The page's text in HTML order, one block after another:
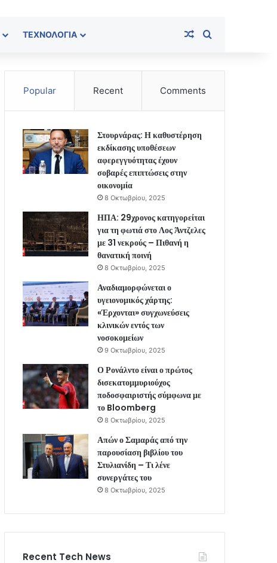
ΤΕΧΝΟΛΟΓΊΑ Random Article
Popular Recent Comments
Στουρνάρας: Η καθυστέρηση
εκδίκασης υποθέσεων
αφερεγγυότητας έχουν
σοβαρές επιπτώσεις στην
οικονομία
8 Οκτωβρίου, 2025
ΗΠΑ: 29χρονος κατηγορείται
για τη φωτιά στο Λος Άντζελες
με 31 νεκρούς – Πιθανή η
θανατική ποινή
8 Οκτωβρίου, 2025
Αναδιαμορφώνεται ο
υγειονομικός χάρτης:
«Έρχονται» συγχωνεύσεις
κλινικών εντός των
νοσοκομείων
9 Οκτωβρίου, 2025
Ο Ρονάλντο είναι ο πρώτος
δισεκατομμυριούχος
ποδοσφαιριστής σύμφωνα με
το Bloomberg
8 Οκτωβρίου, 2025
Απών ο Σαμαράς από την
παρουσίαση βιβλίου του
Στυλιανίδη – Τι λένε
συνεργάτες του
8 Οκτωβρίου, 2025
Recent Tech News